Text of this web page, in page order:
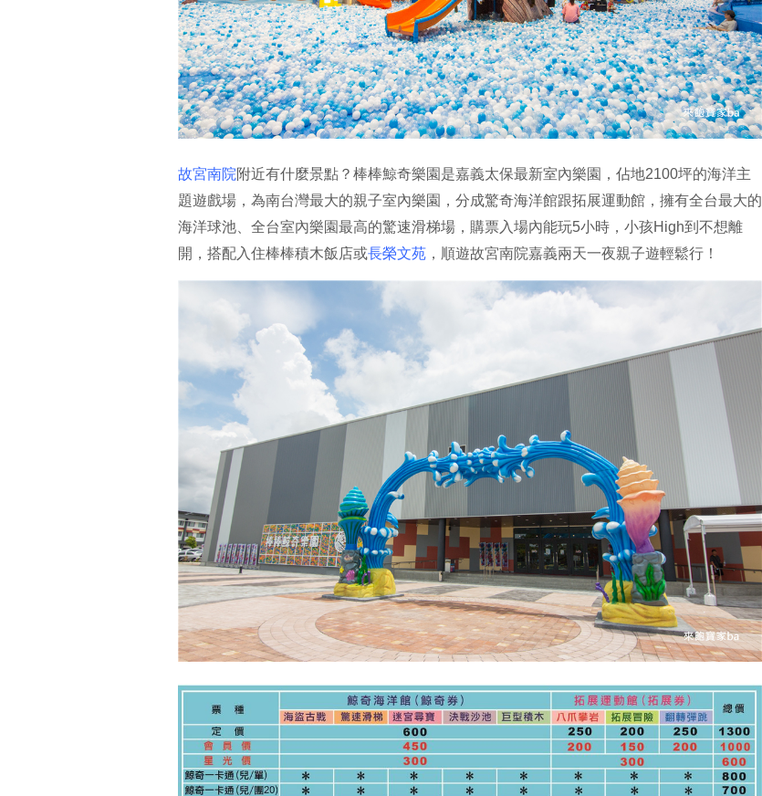
故宮南院附近有什麼景點？棒棒鯨奇樂園是嘉義太保最新室內樂園，佔地2100坪的海洋主
題遊戲場，為南台灣最大的親子室內樂園，分成驚奇海洋館跟拓展運動館，擁有全台最大的
海洋球池、全台室內樂園最高的驚速滑梯場，購票入場內能玩5小時，小孩High到不想離
開，搭配入住棒棒積木飯店或長榮文苑 ，順遊故宮南院嘉義兩天一夜親子遊輕鬆行！